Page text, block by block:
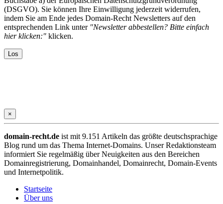
(DSGVO). Sie können Ihre Einwilligung jederzeit widerrufen,
indem Sie am Ende jedes Domain-Recht Newsletters auf den
entsprechenden Link unter "Newsletter abbestellen? Bitte einfach
hier klicken:" klicken.
×
domain-recht.de ist mit 9.151 Artikeln das größte deutschsprachige
Blog rund um das Thema Internet-Domains. Unser Redaktionsteam
informiert Sie regelmäßig über Neuigkeiten aus den Bereichen
Domainregistrierung, Domainhandel, Domainrecht, Domain-Events
und Internetpolitik.
Startseite
Über uns